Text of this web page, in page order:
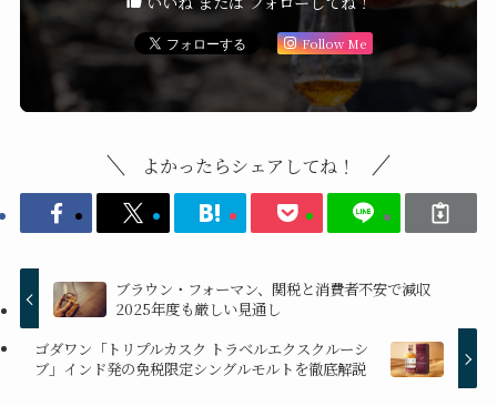
Follow Me
よかったらシェアしてね！
ブラウン・フォーマン、関税と消費者不安で減収
2025年度も厳しい見通し
ゴダワン「トリプルカスク トラベルエクスクルーシ
ブ」インド発の免税限定シングルモルトを徹底解説